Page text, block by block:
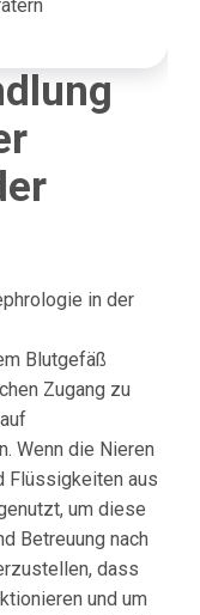
in der
Blutgefäß
Zugang zu
Wenn die Nieren
Flüssigkeiten aus
um diese
Betreuung nach
dass
und um